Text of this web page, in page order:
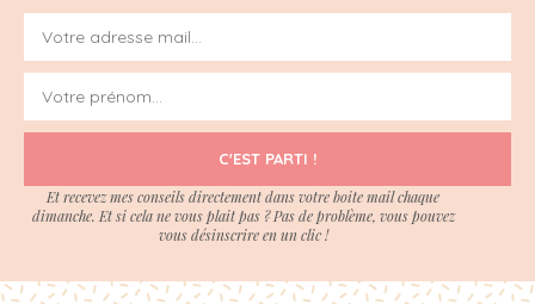
C'EST PARTI !
Et recevez mes conseils directement dans votre boite mail chaque
dimanche. Et si cela ne vous plait pas ? Pas de problème, vous pouvez
vous désinscrire en un clic !